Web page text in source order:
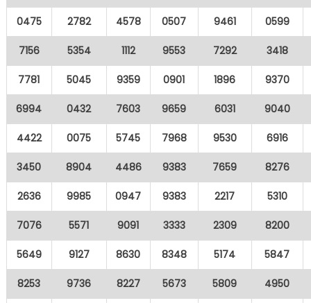
0475 2782 4578 0507 9461 0599
7156 5354 1112 9553 7292 3418
7781 5045 9359 0901 1896 9370
6994 0432 7603 9659 6031 9040
4422 0075 5745 7968 9530 6916
3450 8904 4486 9383 7659 8276
2636 9985 0947 9383 2217 5310
7076 5571 9091 3333 2309 8200
5649 9127 8630 8348 5174 5847
8253 9736 8227 5673 5809 4950